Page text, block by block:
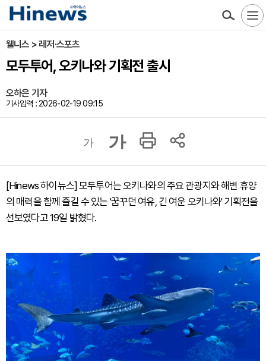
웰니스 > 레저·스포츠
모두투어, 오키나와 기획전 출시
오하은 기자
기사입력 : 2026-02-19 09:15
가 가
[Hinews 하이뉴스] 모두투어는 오키나와의 주요 관광지와 해변 휴양
의 매력을 함께 즐길 수 있는 '꿈꾸던 여유, 긴 여운 오키나와' 기획전을
선보였다고 19일 밝혔다.